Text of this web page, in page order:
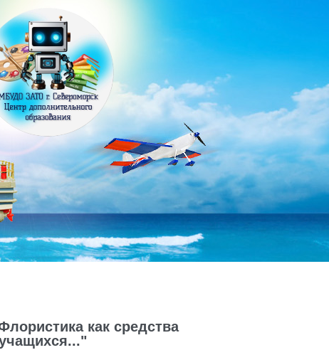
как средства